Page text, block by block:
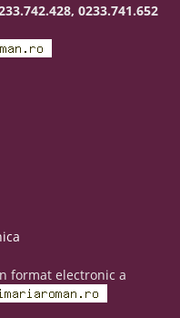
0233.741.652
format electronic a